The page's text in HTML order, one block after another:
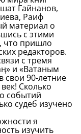
Гайнанов,
Раиф
материал о
с этими
что пришло
редакторов.
с тремя
и «Ватаным
свои 90-летние
Сколько
событий
судеб изучено
я
изучить